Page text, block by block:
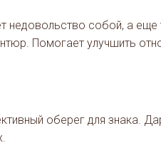
недовольство собой, а
Помогает улучшить
оберег для знака.